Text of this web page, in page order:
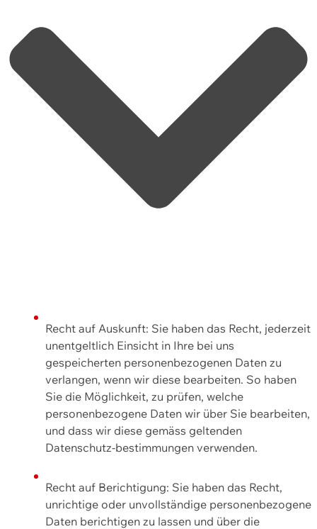
Recht auf Auskunft: Sie haben das Recht, jederzeit
unentgeltlich Einsicht in Ihre bei uns
gespeicherten personenbezogenen Daten zu
verlangen, wenn wir diese bearbeiten. So haben
Sie die Möglichkeit, zu prüfen, welche
personenbezogene Daten wir über Sie bearbeiten,
und dass wir diese gemäss geltenden
Datenschutz-bestimmungen verwenden.
Recht auf Berichtigung: Sie haben das Recht,
unrichtige oder unvollständige personenbezogene
Daten berichtigen zu lassen und über die